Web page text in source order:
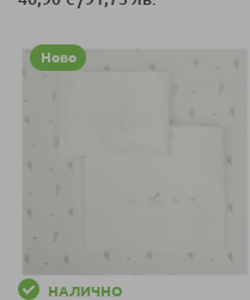
Ново
НАЛИЧНО